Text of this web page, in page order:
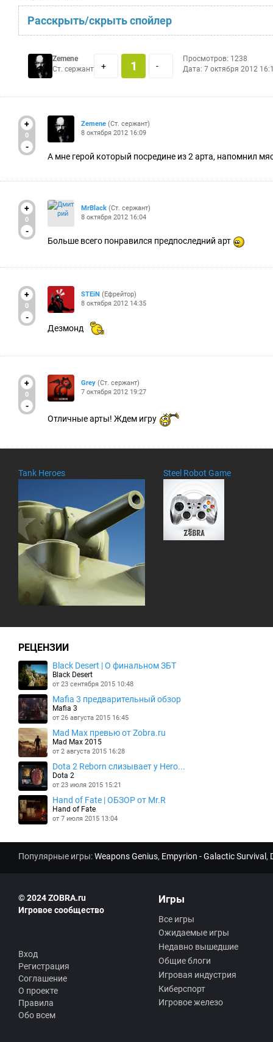
Расскрыть/скрыть спойлер
Zemene
Ст. сержант
+ 1 -
Просмотров: 1238
Дата: 7 октября 2012
+
0
-
Zemene (Ст. сержант)
8 октября 2012 16:09
А мне герой который посредине из 2 арта, напомнил
+
0
-
MrBlack (Ст. сержант)
8 октября 2012 16:04
Больше всего понравился предпоследний арт
+
0
-
STEiN (Ефрейтор)
8 октября 2012 14:35
Дезмонд
+
0
-
Grey (Ст. сержант)
7 октября 2012 19:27
Отличные арты! Ждем игру
Tank Heroes Steel Robot Game
РЕЦЕНЗИИ
Black Desert | О финальном ЗБТ
Black Desert
от 23 сентября 2015 10:48
Mafia 3 предварительный обзор
Mafia 3
от 26 августа 2015 16:45
Mad Max превью от Zobra.ru
Mad Max 2015
от 2 августа 2015 16:28
Dota 2 Reborn слизывает у Hero...
Dota 2
от 23 июля 2015 15:21
Hand of Fate | ОБЗОР от Mr.R
Hand of Fate
от 7 июля 2015 13:04
Популярные игры:Weapons Genius, Empyrion - Galactic Survival ,
© 2024 ZOBRA.ru
Игровое сообщество
Вход
Регистрация
Соглашение
О проекте
Правила
Обо всем
Игры
Все игры
Ожидаемые игры
Недавно вышедшие
Общие блоги
Игровая индустрия
Киберспорт
Игровое железо